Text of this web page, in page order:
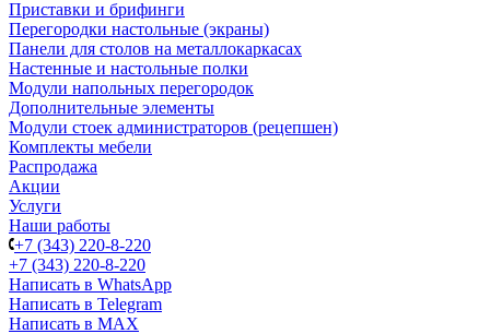
Приставки и брифинги
Перегородки настольные (экраны)
Панели для столов на металлокаркасах
Настенные и настольные полки
Модули напольных перегородок
Дополнительные элементы
Модули стоек администраторов (рецепшен)
Комплекты мебели
Распродажа
Акции
Услуги
Наши работы
+7 (343) 220-8-220
+7 (343) 220-8-220
Написать в WhatsApp
Написать в Telegram
Написать в MAX